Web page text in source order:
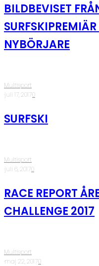
BILDBEVISET
NYBÖRJARE
Multisport
·juli 17, 2017·0
SURFSKI
Multisport
·juli 6, 2017·0
RACE REPORT
CHALLENGE 2017
Multisport
·maj 22, 2017·0